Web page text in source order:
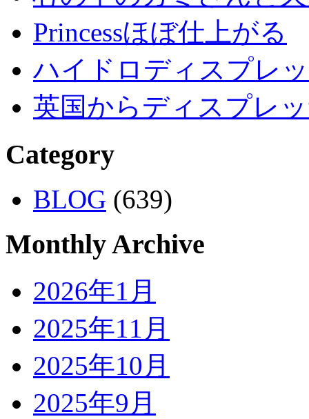
Princessほぼ仕上がる
ハイドロディスプレ
英国からディスプレ
Category
BLOG (639)
Monthly Archive
2026年1月
2025年11月
2025年10月
2025年9月